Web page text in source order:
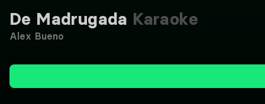
De Madrugada Karaoke
Alex Bueno